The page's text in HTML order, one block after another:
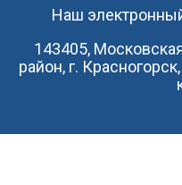
Наш
143405,
район, г.